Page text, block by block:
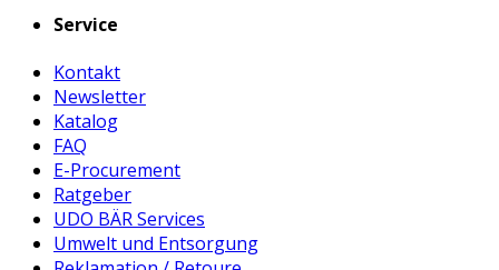
Service
Kontakt
Newsletter
Katalog
FAQ
E-Procurement
Ratgeber
UDO BÄR Services
Umwelt und Entsorgung